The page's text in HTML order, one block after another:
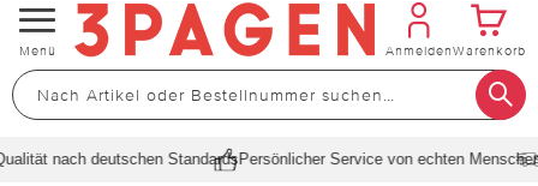
Navigation
umschalten
Menü AnmeldenWarenkorb
nach deutschen StandardsPersönlicher Service von echten Menschen